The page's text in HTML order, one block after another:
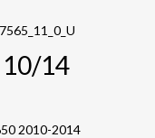
10/14
2010-2014